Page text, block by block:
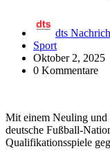
dts
Sport
Oktober 2, 2025
0 Kommentare
Mit einem Neuling
deutsche Fußball-
Qualifikationsspiele